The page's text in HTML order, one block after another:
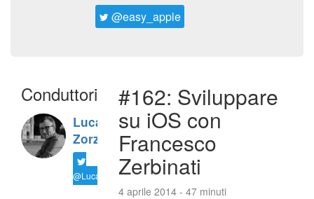
@easy_apple
Conduttori
Luca
Zorzi
@LucaTNT
#162: Sviluppare
su iOS con
Francesco
Zerbinati
4 aprile 2014 - 47 minuti